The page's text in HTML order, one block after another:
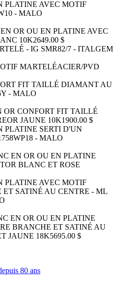
OR OU EN PLATINE AVEC
10K2649.00 $
MARTELÉACIER/PVD
OR CONFORT FIT TAILLÉ
OR JAUNE 10K1900.00 $
EN OR OU EN PLATINE
OR BLANC ET ROSE
EN OR OU EN PLATINE
BRANCHE ET SATINÉ AU
JAUNE 18K5695.00 $